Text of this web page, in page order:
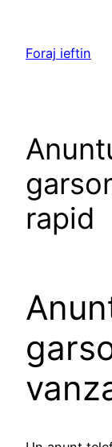
content
Foraj ieftin
rapid